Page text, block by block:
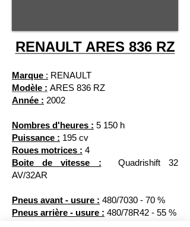
RENAULT ARES 836 RZ
Marque : RENAULT
Modèle : ARES 836 RZ
Année : 2002
Nombres d'heures : 5 150 h
Puissance : 195 cv
Roues motrices : 4
Boite de vitesse : Quadrishift 32
AV/32AR
Pneus avant - usure : 480/7030 - 70 %
Pneus arrière - usure : 480/78R42 - 55 %